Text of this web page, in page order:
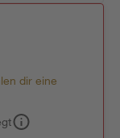
dir eine